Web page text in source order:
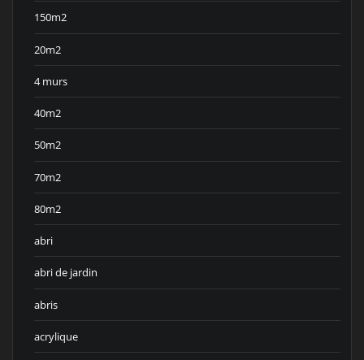
150m2
20m2
4 murs
40m2
50m2
70m2
80m2
abri
abri de jardin
abris
acrylique